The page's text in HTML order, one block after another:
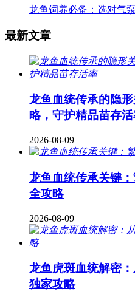
龙鱼饲养必备：选对气
最新文章
龙鱼血统传承的隐
略，守护精品苗存
2026-08-09
龙鱼血统传承关键
全攻略
2026-08-09
龙鱼虎斑血统解密
独家攻略